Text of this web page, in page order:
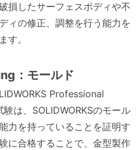
損したサーフェスボディや不
ィの修正、調整を行う能力を
す。
：モールド
Professional
は、SOLIDWORKSのモール
力を持っていることを証明す
に合格することで、金型製作